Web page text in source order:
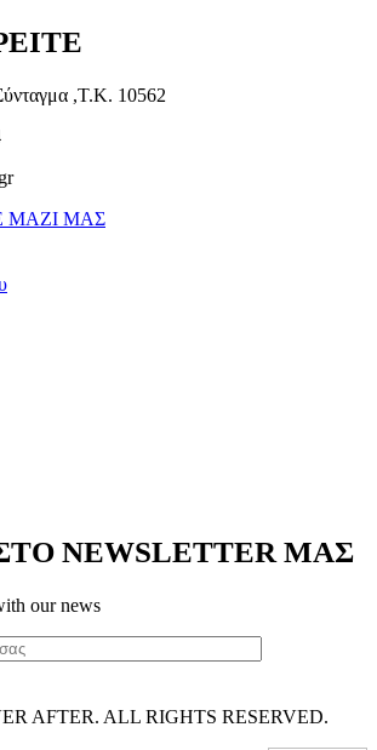
,Τ.Κ. 10562
ΜΑΖΙ ΜΑΣ
NEWSLETTER ΜΑΣ
our news
AFTER. ALL RIGHTS RESERVED.